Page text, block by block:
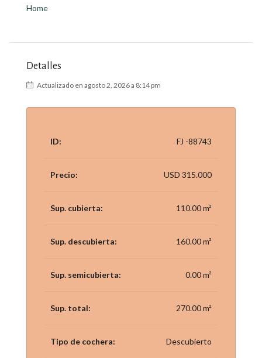
Home
Detalles
Actualizado en agosto 2, 2026 a 8:14 pm
ID: FJ -88743
Precio: USD 315.000
Sup. cubierta: 110.00 m²
Sup. descubierta: 160.00 m²
Sup. semicubierta: 0.00 m²
Sup. total: 270.00 m²
Tipo de cochera: Descubierto